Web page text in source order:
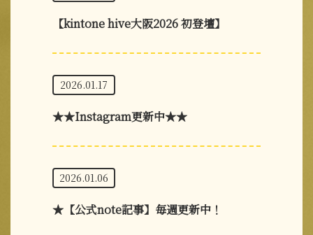
【kintone hive大阪2026 初登壇】
2026.01.17
★★Instagram更新中★★
2026.01.06
★【公式note記事】毎週更新中！